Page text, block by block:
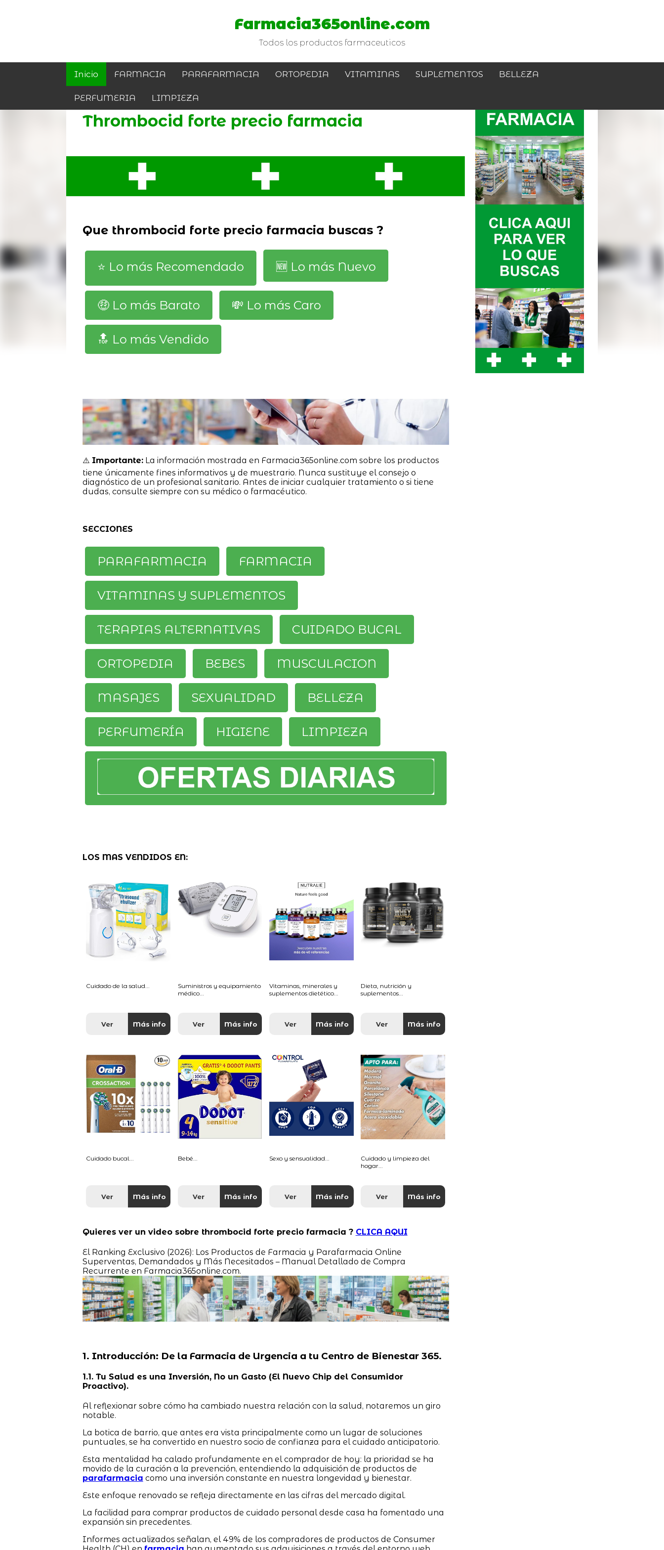
Farmacia365online.com
Todos los productos farmaceuticos
Inicio FARMACIA PARAFARMACIA ORTOPEDIA VITAMINAS SUPLEMENTOS BELLEZA
PERFUMERIA LIMPIEZA
Thrombocid forte precio farmacia
Que thrombocid forte precio farmacia buscas ?
⭐️ Lo más Recomendado 🆕️ Lo más Nuevo
🤑 Lo más Barato 💸 Lo más Caro
🔝 Lo más Vendido
⚠️ Importante:La información mostrada en Farmacia365online.com sobre los productos
tiene únicamente fines informativos y de muestrario. Nunca sustituye el consejo o
diagnóstico de un profesional sanitario. Antes de iniciar cualquier tratamiento o si tiene
dudas, consulte siempre con su médico o farmacéutico.
SECCIONES
PARAFARMACIA FARMACIA
VITAMINAS Y SUPLEMENTOS
TERAPIAS ALTERNATIVAS CUIDADO BUCAL
ORTOPEDIA BEBES MUSCULACION
MASAJES SEXUALIDAD BELLEZA
PERFUMERÍA HIGIENE LIMPIEZA
LOS MAS VENDIDOS EN:
Cuidado de la salud...
Ver Más info
Suministros y equipamiento
médico...
Ver Más info
Vitaminas, minerales y
suplementos dietético...
Ver Más info
Dieta, nutrición y
suplementos...
Ver Más info
Cuidado bucal...
Ver Más info
Bebé...
Ver Más info
Sexo y sensualidad...
Ver Más info
Cuidado y limpieza del
hogar...
Ver Más info
Quieres ver un video sobre thrombocid forte precio farmacia ? CLICA AQUI
El Ranking Exclusivo (2026): Los Productos de Farmacia y Parafarmacia Online
Superventas, Demandados y Más Necesitados – Manual Detallado de Compra
Recurrente en Farmacia365online.com.
1. Introducción: De la Farmacia de Urgencia a tu Centro de Bienestar 365.
1.1. Tu Salud es una Inversión, No un Gasto (El Nuevo Chip del Consumidor
Proactivo).
Al reflexionar sobre cómo ha cambiado nuestra relación con la salud, notaremos un giro
notable.
La botica de barrio, que antes era vista principalmente como un lugar de soluciones
puntuales, se ha convertido en nuestro socio de confianza para el cuidado anticipatorio.
Esta mentalidad ha calado profundamente en el comprador de hoy: la prioridad se ha
movido de la curación a la prevención, entendiendo la adquisición de productos de
parafarmacia como una inversión constante en nuestra longevidad y bienestar.
Este enfoque renovado se refleja directamente en las cifras del mercado digital.
La facilidad para comprar productos de cuidado personal desde casa ha fomentado una
expansión sin precedentes.
Informes actualizados señalan, el 49% de los compradores de productos de Consumer